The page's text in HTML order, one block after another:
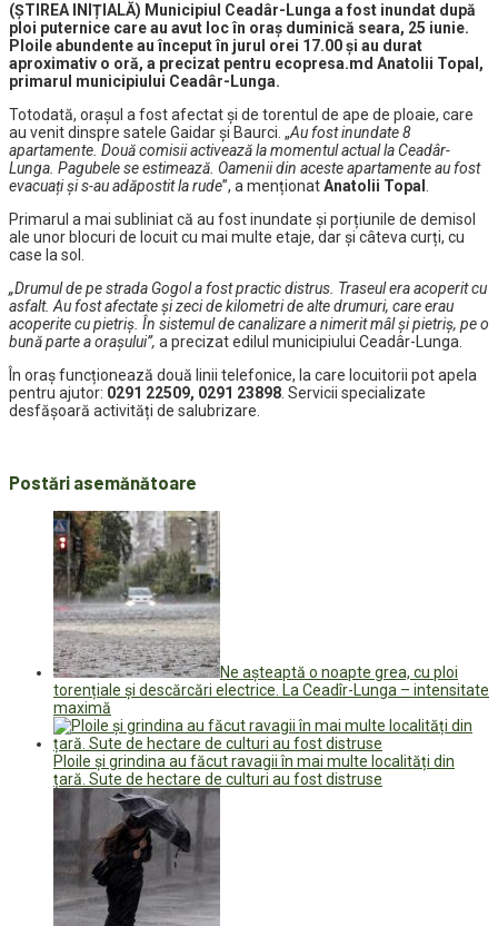
(ȘTIREA INIȚIALĂ) Municipiul Ceadâr-Lunga a fost inundat după
ploi puternice care au avut loc în oraș duminică seara, 25 iunie.
Ploile abundente au început în jurul orei 17.00 și au durat
aproximativ o oră, a precizat pentru ecopresa.md Anatolii Topal,
primarul municipiului Ceadâr-Lunga.
Totodată, orașul a fost afectat și de torentul de ape de ploaie, care
au venit dinspre satele Gaidar și Baurci. „Au fost inundate 8
apartamente. Două comisii activează la momentul actual la Ceadâr-
Lunga. Pagubele se estimează. Oamenii din aceste apartamente au fost
evacuați și s-au adăpostit la rude”, a menționatAnatolii Topal
Primarul a mai subliniat că au fost inundate și porțiunile de demisol
ale unor blocuri de locuit cu mai multe etaje, dar și câteva curți, cu
case la sol.
„Drumul de pe strada Gogol a fost practic distrus. Traseul era acoperit cu
asfalt. Au fost afectate și zeci de kilometri de alte drumuri, care erau
acoperite cu pietriș. În sistemul de canalizare a nimerit mâl și pietriș, pe o
bună parte a orașului”, a precizat edilul municipiului Ceadâr-Lunga.
În oraș funcționează două linii telefonice, la care locuitorii pot apela
pentru ajutor: 0291 22509, 0291 23898 . Servicii specializate
desfășoară activități de salubrizare.
Postări asemănătoare
Ne așteaptă o noapte grea, cu ploi
torențiale și descărcări electrice. La Ceadîr-Lunga – intensitate
maximă
Ploile și grindina au făcut ravagii în mai multe localități din
țară. Sute de hectare de culturi au fost distruse